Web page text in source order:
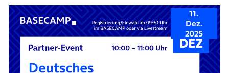
11.
Dez.
2025